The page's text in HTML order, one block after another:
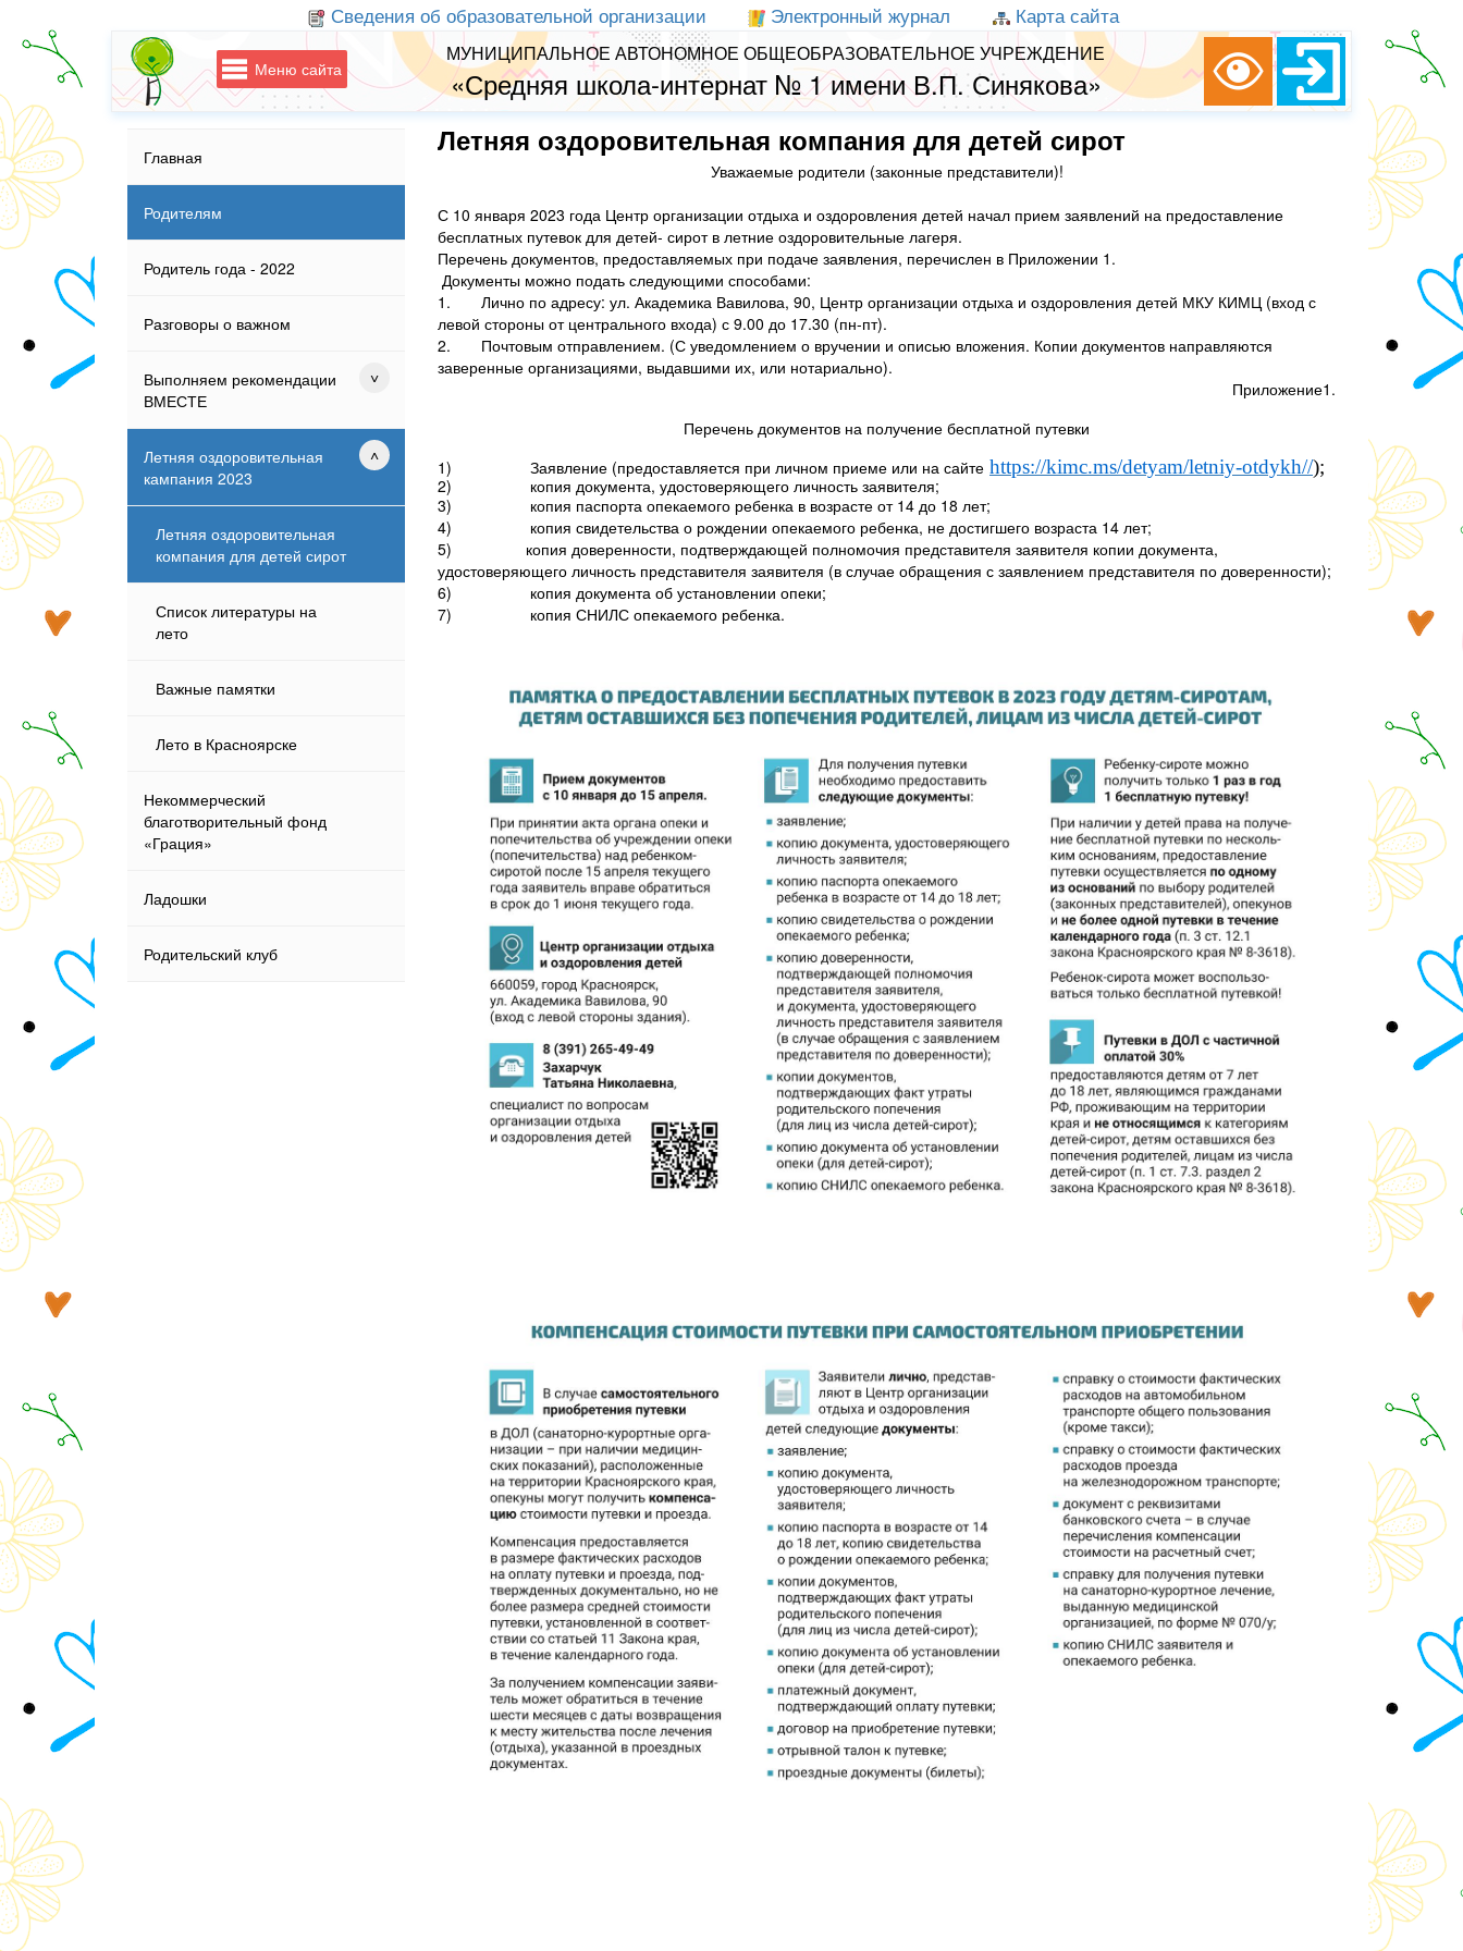
Сведения об образовательной организации Электронный журнал Карта сайта
Меню сайта
МУНИЦИПАЛЬНОЕ АВТОНОМНОЕ ОБЩЕОБРАЗОВАТЕЛЬНОЕ УЧРЕЖДЕНИЕ
«Средняя школа-интернат № 1 имени В.П. Синякова»
Главная
Родителям
Родитель года - 2022
Разговоры о важном
Выполняем рекомендации
ВМЕСТЕ
Летняя оздоровительная
кампания 2023
Летняя оздоровительная
компания для детей сирот
Список литературы на
лето
Важные памятки
Лето в Красноярске
Некоммерческий
благотворительный фонд
«Грация»
Ладошки
Родительский клуб
Летняя оздоровительная компания для детей сирот
Уважаемые родители (законные представители)!
С 10 января 2023 года Центр организации отдыха и оздоровления детей начал прием заявлений на предоставление
бесплатных путевок для детей- сирот в летние оздоровительные лагеря.
Перечень документов, предоставляемых при подаче заявления, перечислен в Приложении 1.
Документы можно подать следующими способами:
1.
Лично по адресу: ул. Академика Вавилова, 90, Центр организации отдыха и оздоровления детей МКУ КИМЦ (вход с
левой стороны от центрального входа) с 9.00 до 17.30 (пн-пт).
2.
Почтовым отправлением. (С уведомлением о вручении и описью вложения. Копии документов направляются
заверенные организациями, выдавшими их, или нотариально).
Приложение1.
Перечень документов на получение бесплатной путевки
1)
Заявление (предоставляется при личном приеме или на сайте https://kimc.ms/detyam/letniy-otdykh//);
2)
копия документа, удостоверяющего личность заявителя;
3)
копия паспорта опекаемого ребенка в возрасте от 14 до 18 лет;
4)
копия свидетельства о рождении опекаемого ребенка, не достигшего возраста 14 лет;
5) копия доверенности, подтверждающей полномочия представителя заявителя копии документа,
удостоверяющего личность представителя заявителя (в случае обращения с заявлением представителя по доверенности);
6)
копия документа об установлении опеки;
7)
копия СНИЛС опекаемого ребенка.